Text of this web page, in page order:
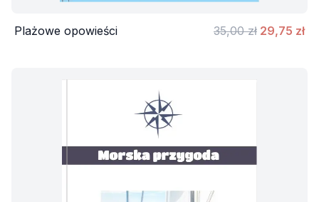
Plażowe opowieści 35,00 zł 29,75 zł